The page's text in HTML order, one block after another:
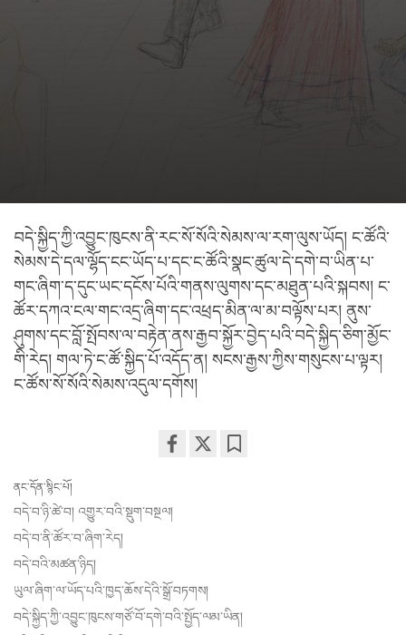
བདེ་སྐྱིད་ཀྱི་འབྱུང་ཁུངས་ནི་རང་སོ་སོའི་སེམས་ལ་རག་ལུས་ཡོད། ང་ཚོའི་
སེམས་དེ་དལ་ལྷོད་ངང་ཡོད་པ་དང་ང་ཚོའི་སྣང་ཚུལ་དེ་དགེ་བ་ཡིན་པ་
གང་ཞིག་ད་དུང་ཡང་དངོས་པོའི་གནས་ལུགས་དང་མཐུན་པའི་སྐབས། ང་
ཚོར་དཀའ་ངལ་གང་འདྲ་ཞིག་དང་འཕྲད་མིན་ལ་མ་བལྟོས་པར། ནུས་
ཤུགས་དང་བློ་སྤོབས་ལ་བརྟེན་ནས་རྒྱབ་སྐྱོར་བྱེད་པའི་བདེ་སྐྱིད་ཅིག་མྱོང་
གི་རེད། གལ་ཏེ་ང་ཚོ་སྐྱིད་པོ་འདོད་ན། སངས་རྒྱས་ཀྱིས་གསུངས་པ་ལྟར།
ང་ཚོས་སོ་སོའི་སེམས་འདུལ་དགོས།
facebook
ནང་དོན་སྙིང་པོ།
བདེ་བ་ཉི་ཚེ་བ། འགྱུར་བའི་སྡུག་བསྔལ།
བདེ་བ་ནི་ཚོར་བ་ཞིག་རེད།
བདེ་བའི་མཚན་ཉིད།
ཡུལ་ཞིག་ལ་ཡོད་པའི་ཁྱད་ཆོས་དེའི་སྒྲོ་བཏགས།
བདེ་སྐྱིད་ཀྱི་འབྱུང་ཁུངས་གཙོ་བོ་དགེ་བའི་སྤྱོད་ལམ་ཡིན།